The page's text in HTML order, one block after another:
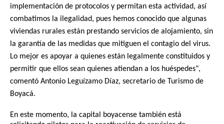
implementación de protocolos y permitan esta actividad, así
combatimos la ilegalidad, pues hemos conocido que algunas
viviendas rurales están prestando servicios de alojamiento, sin
la garantía de las medidas que mitiguen el contagio del virus.
Lo mejor es apoyar a quienes están legalmente constituidos y
permitir que ellos sean quienes atiendan a los huéspedes",
comentó Antonio Leguízamo Díaz, secretario de Turismo de
Boyacá.
En este momento, la capital boyacense también está